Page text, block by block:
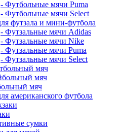
- Футбольные мячи Puma
- Футбольные мячи Select
футзала и мини-футбола
- Футзальные мячи Adidas
- Футзальные мячи Nike
- Футзальные мячи Puma
- Футзальные мячи Select
мяч
мяч
мяч
американского футбола
сумки